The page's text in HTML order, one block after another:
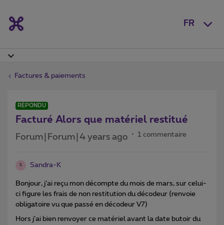
FR
Factures & paiements
RÉPONDU
Facturé Alors que matériel restitué
Forum|Forum|4 years ago 1 commentaire
S Sandra-K
Bonjour, j’ai reçu mon décompte du mois de mars, sur celui-
ci figure les frais de non restitution du décodeur (renvoie
obligatoire vu que passé en décodeur V7)
Hors j’ai bien renvoyer ce matériel avant la date butoir du